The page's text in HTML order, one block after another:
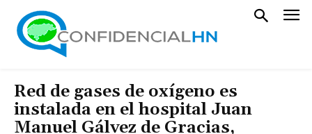
Red de gases de oxígeno es
instalada en el hospital Juan
Manuel Gálvez de Gracias,